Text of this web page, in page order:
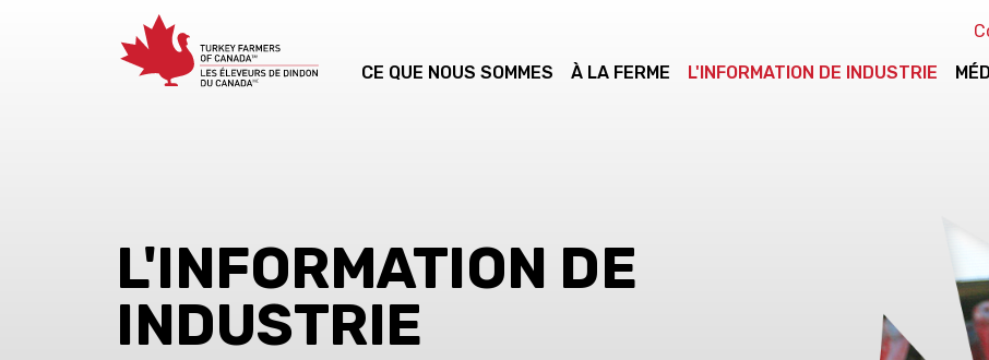
CE QUE NOUS SOMMES
À LA FERME L'INFORMATION DE INDUSTRIE
L'INFORMATION DE
INDUSTRIE